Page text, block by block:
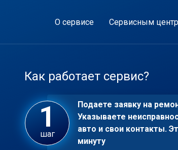
О сервисе Сервисным
Как работает сервис?
шаг
Подаете заявку на
Указываете
авто и свои контакты.
минуту